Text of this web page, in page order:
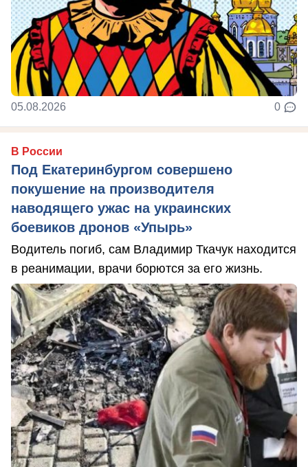
05.08.2026 0
В России
Под Екатеринбургом совершено
покушение на производителя
наводящего ужас на украинских
боевиков дронов «Упырь»
Водитель погиб, сам Владимир Ткачук находится
в реанимации, врачи борются за его жизнь.